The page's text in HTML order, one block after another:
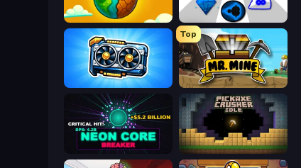
Land Explorers: Merge & Build Idle Mine: Remix
GPU Tycoon Sim
Top
Mr. Mine
Neon Core Breaker Pickaxe Crusher Idle